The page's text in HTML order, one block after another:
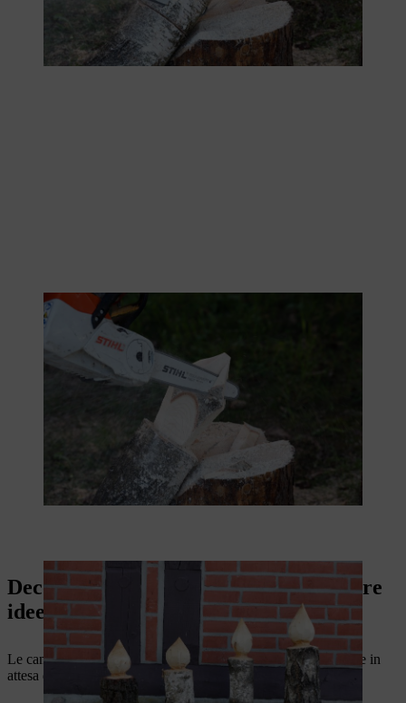
Decorazione da giardino natalizia: Altre
idee
Le candele con tronchi di legno dell'Avvento sono ora pronte e in
attesa di illuminare il giardino con l'allegria della festa.